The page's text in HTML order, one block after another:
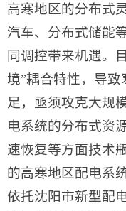
高寒地区的分布式
汽车、分布式储能
同调控带来机遇。
境”耦合特性，导
足，亟须攻克大规
电系统的分布式资
速恢复等方面技术
的高寒地区配电系
依托沈阳市新型配